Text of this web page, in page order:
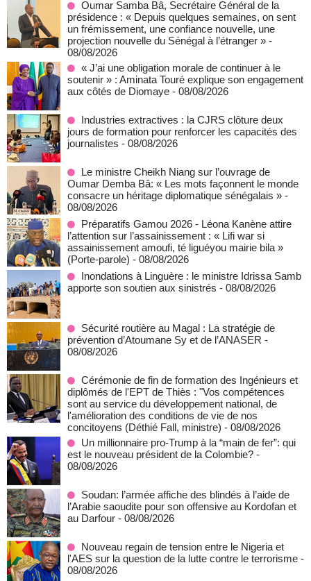
Oumar Samba Bâ, Secrétaire Général de la
présidence : « Depuis quelques semaines, on sent
un frémissement, une confiance nouvelle, une
projection nouvelle du Sénégal à l’étranger » -
08/08/2026
« J’ai une obligation morale de continuer à le
soutenir » : Aminata Touré explique son engagement
aux côtés de Diomaye - 08/08/2026
Industries extractives : la CJRS clôture deux
jours de formation pour renforcer les capacités des
journalistes - 08/08/2026
Le ministre Cheikh Niang sur l’ouvrage de
Oumar Demba Bâ: « Les mots façonnent le monde
consacre un héritage diplomatique sénégalais » -
08/08/2026
Préparatifs Gamou 2026 - Léona Kanène attire
l’attention sur l’assainissement : « Lifi war si
assainissement amoufi, té liguéyou mairie bila »
(Porte-parole) - 08/08/2026
Inondations à Linguère : le ministre Idrissa Samb
apporte son soutien aux sinistrés - 08/08/2026
Sécurité routière au Magal : La stratégie de
prévention d’Atoumane Sy et de l’ANASER -
08/08/2026
Cérémonie de fin de formation des Ingénieurs et
diplômés de l'EPT de Thiès : "Vos compétences
sont au service du développement national, de
l'amélioration des conditions de vie de nos
concitoyens (Déthié Fall, ministre) - 08/08/2026
Un millionnaire pro-Trump à la “main de fer”: qui
est le nouveau président de la Colombie? -
08/08/2026
Soudan: l’armée affiche des blindés à l’aide de
l’Arabie saoudite pour son offensive au Kordofan et
au Darfour - 08/08/2026
Nouveau regain de tension entre le Nigeria et
l'AES sur la question de la lutte contre le terrorisme -
08/08/2026